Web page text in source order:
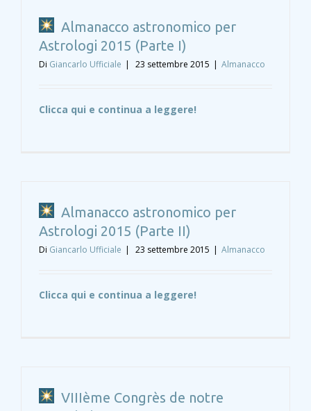
Almanacco astronomico per
Astrologi 2015 (Parte I)
Di Giancarlo Ufficiale | 23 settembre 2015 | Almanacco
Clicca qui e continua a leggere!
Almanacco astronomico per
Astrologi 2015 (Parte II)
Di Giancarlo Ufficiale | 23 settembre 2015 | Almanacco
Clicca qui e continua a leggere!
VIIIème Congrès de notre